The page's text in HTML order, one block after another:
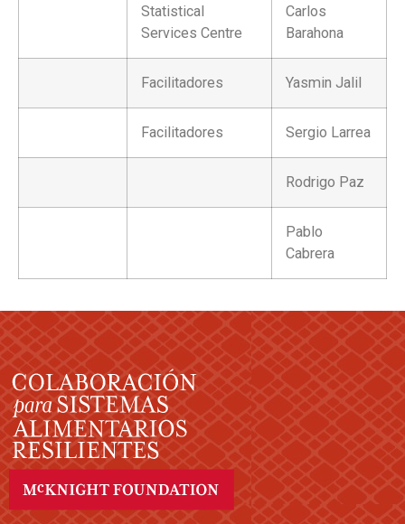
Statistical
Services Centre
Carlos
Barahona
Facilitadores Yasmin Jalil
Facilitadores Sergio Larrea
Rodrigo Paz
Pablo
Cabrera